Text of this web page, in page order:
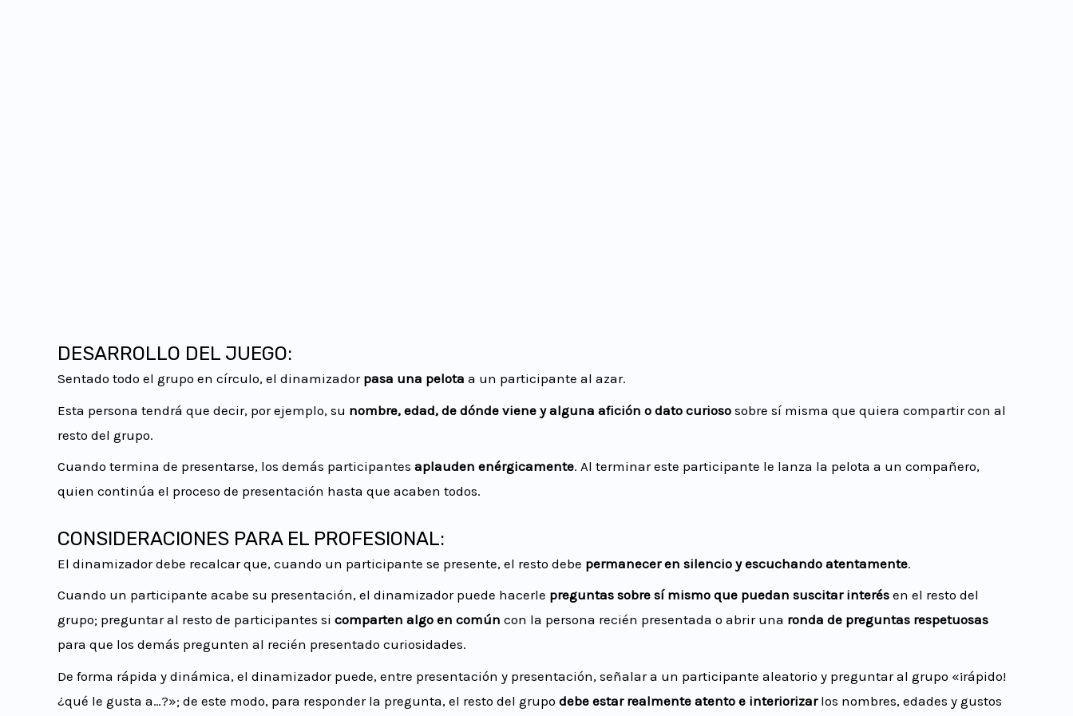
DESARROLLO DEL JUEGO:
Sentado todo el grupo en círculo, el dinamizadorpasa una pelota a un participante al azar.
Esta persona tendrá que decir, por ejemplo, su nombre, edad, de dónde viene y alguna afición o dato curioso sobre sí misma que quiera compartir con al
resto del grupo.
Cuando termina de presentarse, los demás participantes aplauden enérgicamente. Al terminar este participante le lanza la pelota a un compañero,
quien continúa el proceso de presentación hasta que acaben todos.
CONSIDERACIONES PARA EL PROFESIONAL:
El dinamizador debe recalcar que, cuando un participante se presente, el resto debe permanecer en silencio y escuchando atentamente.
Cuando un participante acabe su presentación, el dinamizador puede hacerle preguntas sobre sí mismo que puedan suscitar interés en el resto del
grupo; preguntar al resto de participantes si comparten algo en común con la persona recién presentada o abrir una ronda de preguntas respetuosas
para que los demás pregunten al recién presentado curiosidades.
De forma rápida y dinámica, el dinamizador puede, entre presentación y presentación, señalar a un participante aleatorio y preguntar al grupo «¡rápido!
¿qué le gusta a…?»; de este modo, para responder la pregunta, el resto del grupo debe estar realmente atento e interiorizarlos nombres, edades y gustos